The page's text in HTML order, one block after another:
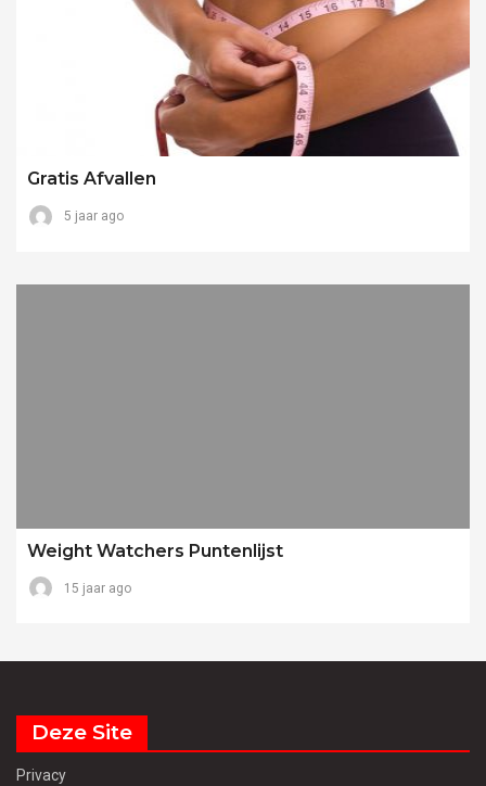
Gratis Afvallen
5 jaar ago
Weight Watchers Puntenlijst
15 jaar ago
Deze Site
Privacy